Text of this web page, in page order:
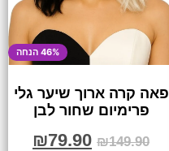
46% הנחה
פאה קרה ארוך שיער גלי
פרימיום שחור לבן
₪149.90
₪79.90